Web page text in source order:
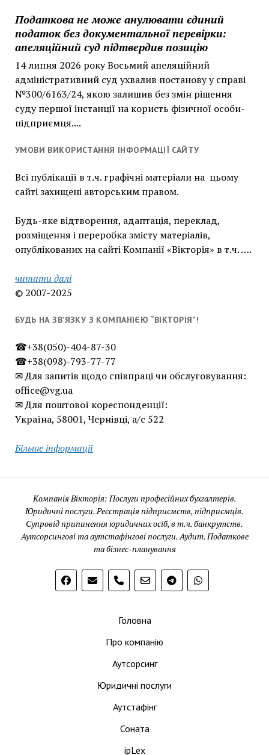
Податкова не може анулювати єдиний
податок без документальної перевірки:
апеляційний суд підтвердив позицію
14 липня 2026 року Восьмий апеляційний
адміністративний суд ухвалив постанову у справі
№300/6163/24, якою залишив без змін рішення
суду першої інстанції на користь фізичної особи-
підприємця....
УМОВИ ВИКОРИСТАННЯ ІНФОРМАЦІЇ САЙТУ
Всі публікації в т.ч. графічні матеріали на цьому
сайті захищені авторським правом.
Будь-яке відтворення, адаптація, переклад,
розміщення і переробка змісту матеріалів,
опублікованих на сайті Компанії «Вікторія» в т.ч. ….
читати далі
© 2007-2025
БУДЬ НА ЗВ’ЯЗКУ З КОМПАНІЄЮ “ВІКТОРІЯ”!
☎+38(050)-404-87-30
☎+38(098)-793-77-77
✉ Для запитів щодо співпраці чи обслуговування:
office@vg.ua
✉ Для поштової кореспонденції:
Україна, 58001, Чернівці, а/с 522
Більше інформації
Компанія Вікторія: Послуги професійних бухгалтерів.
Юридичні послуги. Реєстрація підприємств, підприємців.
Супровід припинення юридичних осіб, в т.ч. банкрутств.
Аутсорсингові та аутстафінгові послуги. Аудит. Податкове
та бізнес-планування
phone
Головна
Про компанію
Аутсорсинг
Юридичні послуги
Аутстафінг
Соната
ipLex